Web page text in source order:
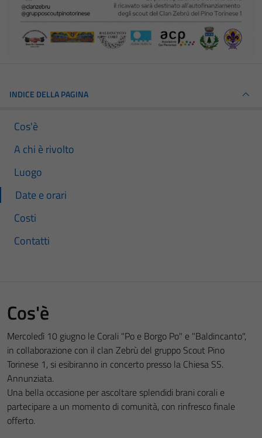
INDICE DELLA PAGINA
Cos'è
A chi è rivolto
Luogo
Date e orari
Costi
Contatti
Cos'è
Mercoledì 10 giugno le Corali "Po e Borgo Po" e "Baldincanto",
in collaborazione con il clan Zebrù del gruppo Scout Pino
Torinese 1, si esibiranno in concerto presso la Chiesa SS.
Annunziata.
Una bella occasione per ascoltare splendidi brani corali e
partecipare a un momento di comunità, con rinfresco finale
offerto.